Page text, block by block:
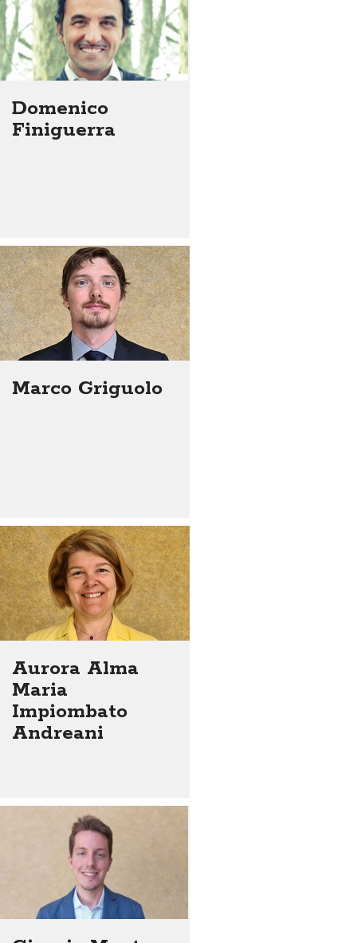
Domenico
Finiguerra
Marco Griguolo
Aurora Alma
Maria
Impiombato
Andreani